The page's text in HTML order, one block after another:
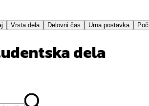
Vrsta dela Delovni čas Urna postavka
dela